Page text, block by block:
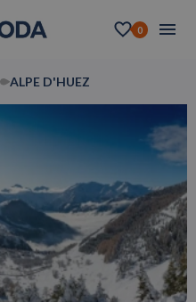
0
ALPE D'HUEZ